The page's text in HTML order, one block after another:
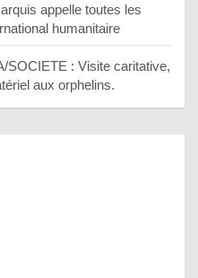
appelle toutes les
humanitaire
SOCIETE : Visite caritative,
aux orphelins.